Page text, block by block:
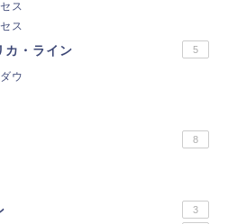
ス
ス
カ・ライン 5
ウ
8
3